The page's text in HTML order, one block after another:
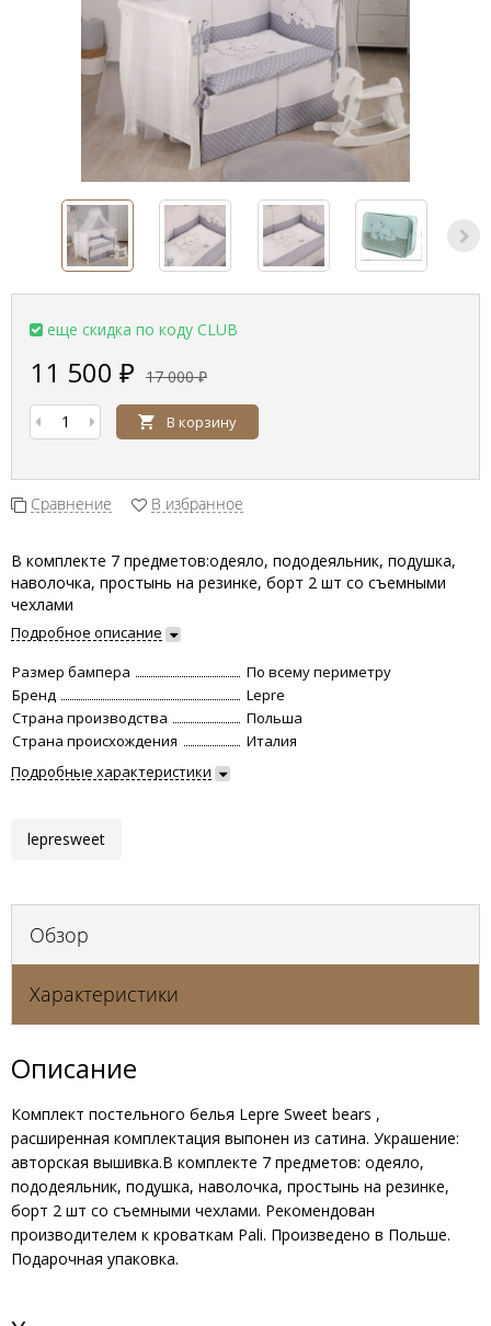
еще скидка по коду CLUB
11 500 ₽ 17 000₽
В корзину
Сравнение В избранное
В комплекте 7 предметов:одеяло, пододеяльник, подушка,
наволочка, простынь на резинке, борт 2 шт со съемными
чехлами
Подробное описание
Размер бампера
По всему периметру
Бренд
Lepre
Страна производства
Польша
Страна происхождения
Италия
Подробные характеристики
lepresweet
Обзор
Характеристики
Описание
Комплект постельного белья Lepre Sweet bears ,
расширенная комплектация выпонен из сатина. Украшение:
авторская вышивка.В комплекте 7 предметов: одеяло,
пододеяльник, подушка, наволочка, простынь на резинке,
борт 2 шт со съемными чехлами. Рекомендован
производителем к кроваткам Pali. Произведено в Польше.
Подарочная упаковка.